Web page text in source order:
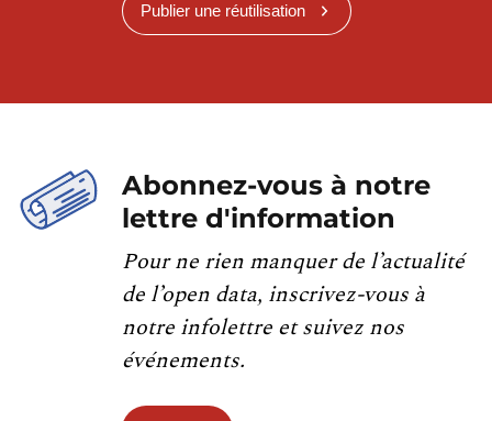
Publier une réutilisation
Abonnez-vous à notre
lettre d'information
Pour ne rien manquer de l’actualité
de l’open data, inscrivez-vous à
notre infolettre et suivez nos
événements.